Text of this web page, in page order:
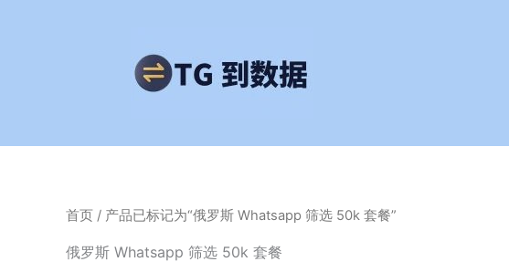
首页 / 产品已标记为“俄罗斯 Whatsapp 筛选 50k 套餐”
俄罗斯 Whatsapp 筛选 50k 套餐